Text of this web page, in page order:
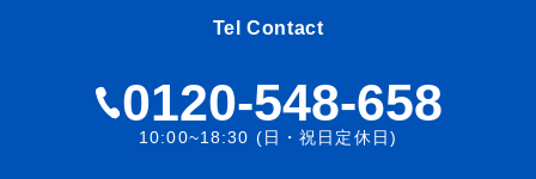
Tel Contact
0120-548-658
10:00~18:30 (日・祝日定休日)